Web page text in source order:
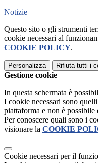
Notizie
Questo sito o gli strumenti
cookie necessari al
COOKIE POLICY.
Personalizza Rifiuta tutti i
Gestione cookie
In questa schermata è
I cookie necessari sono
piattaforma e non è
Per conoscere quali sono i
visionare la COOKIE
Cookie necessari per il